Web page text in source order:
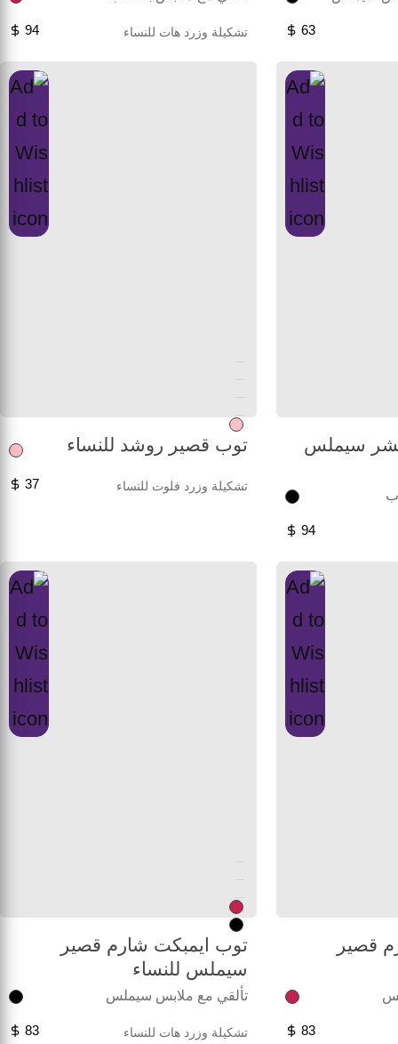
63 تشكيلة وزرد هات للنساء 94
سيملس
94
توب قصير روشد للنساء
تشكيلة وزرد فلوت للنساء 37
قصير
83
توب ايمبكت شارم قصير
سيملس للنساء
تألقي مع ملابس سيملس
تشكيلة وزرد هات للنساء 83